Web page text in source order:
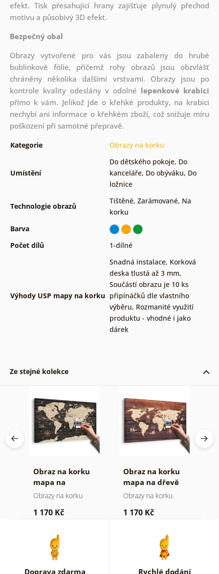
efekt. Tisk přesahující hrany zajišťuje plynulý přechod
motivu a působivý 3D efekt.
Bezpečný obal
Obrazy vytvořené pro vás jsou zabaleny do hrubé
bublinkové fólie, přičemž rohy obrazů jsou obzvlášť
chráněny několika dalšími vrstvami. Obrazy jsou po
kontrole kvality odeslány v odolné lepenkové krabici
přímo k vám. Jelikož jde o křehké produkty, na krabici
nechybí ani informace o křehkém zboží, což snižuje míru
poškození při samotné přepravě.
Kategorie Obrazy na korku
Umístění
Do dětského pokoje, Do
kanceláře, Do obýváku, Do
ložnice
Technologie obrazů
Tištěné, Zarámované, Na
korku
Barva
Počet dílů
1-dílné
Výhody USP mapy na korku
Snadná instalace, Korková
deska tlustá až 3 mm,
Součástí obrazu je 10 ks
připínáčků dle vlastního
výběru, Rozmanité využití
produktu - vhodné i jako
dárek
Ze stejné kolekce
Obraz na korku
mapa na
dřevěném pozadí
Obrazy na korku
1 170 Kč
Obraz na korku
mapa na dřevě
Obrazy na korku
1 170 Kč
Doprava zdarma Rychlé dodání